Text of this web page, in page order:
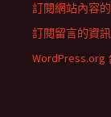
訂閱網站內容
訂閱留言的資
WordPress.org